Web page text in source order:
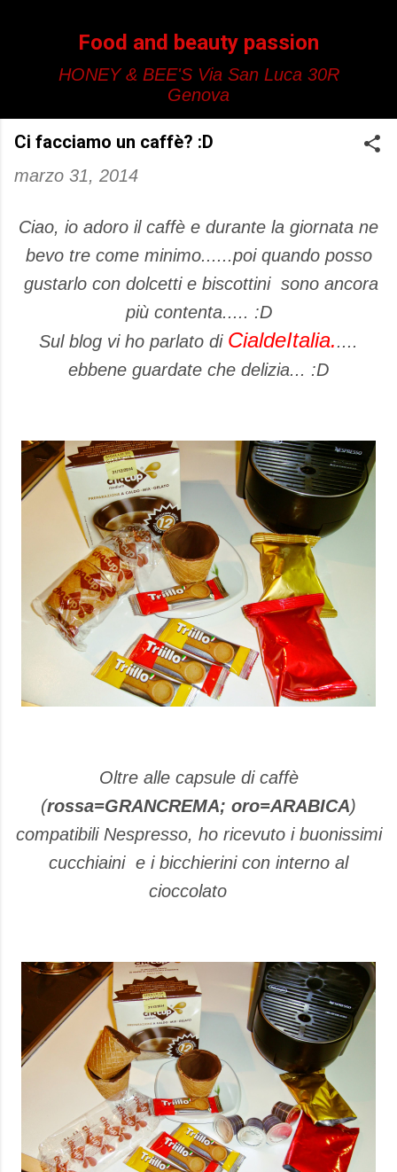
Food and beauty passion
HONEY & BEE'S Via San Luca 30R
Genova
Ci facciamo un caffè? :D
marzo 31, 2014
Ciao, io adoro il caffè e durante la giornata ne
bevo tre come minimo......poi quando posso
gustarlo con dolcetti e biscottini sono ancora
più contenta..... :D
Sul blog vi ho parlato di CialdeItalia.....
ebbene guardate che delizia... :D
Oltre alle capsule di caffè
(rossa=GRANCREMA; oro=ARABICA)
compatibili Nespresso, ho ricevuto i buonissimi
cucchiaini e i bicchierini con interno al
cioccolato